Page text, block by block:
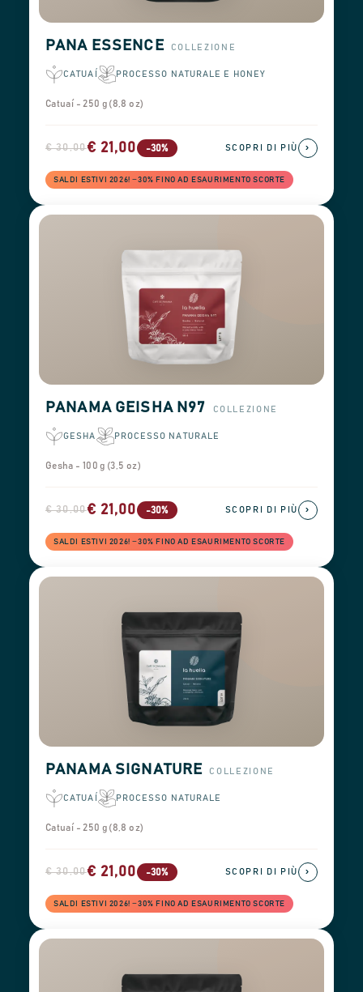
PANA ESSENCE COLLEZIONE
CATUAÍ PROCESSO NATURALE E HONEY
Catuaí - 250 g (8,8 oz)
€ 30,00€ 21,00 -30%
SALDI ESTIVI 2026! −30% FINO AD ESAURIMENTO SCORTE
SCOPRI DI PIÙ ›
PANAMA GEISHA N97 COLLEZIONE
GESHA PROCESSO NATURALE
Gesha - 100 g (3,5 oz)
€ 30,00€ 21,00 -30%
SALDI ESTIVI 2026! −30% FINO AD ESAURIMENTO SCORTE
SCOPRI DI PIÙ ›
PANAMA SIGNATURE COLLEZIONE
CATUAÍ PROCESSO NATURALE
Catuaí - 250 g (8,8 oz)
€ 30,00€ 21,00 -30%
SALDI ESTIVI 2026! −30% FINO AD ESAURIMENTO SCORTE
SCOPRI DI PIÙ ›